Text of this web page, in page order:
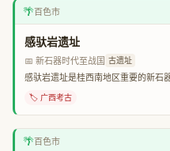
🌴百色市
感驮岩遗址
📅 新石器时代至战国 古遗址
感驮岩遗址是桂西南地区重要的新石
🏷️ 广西考古
🌴百色市